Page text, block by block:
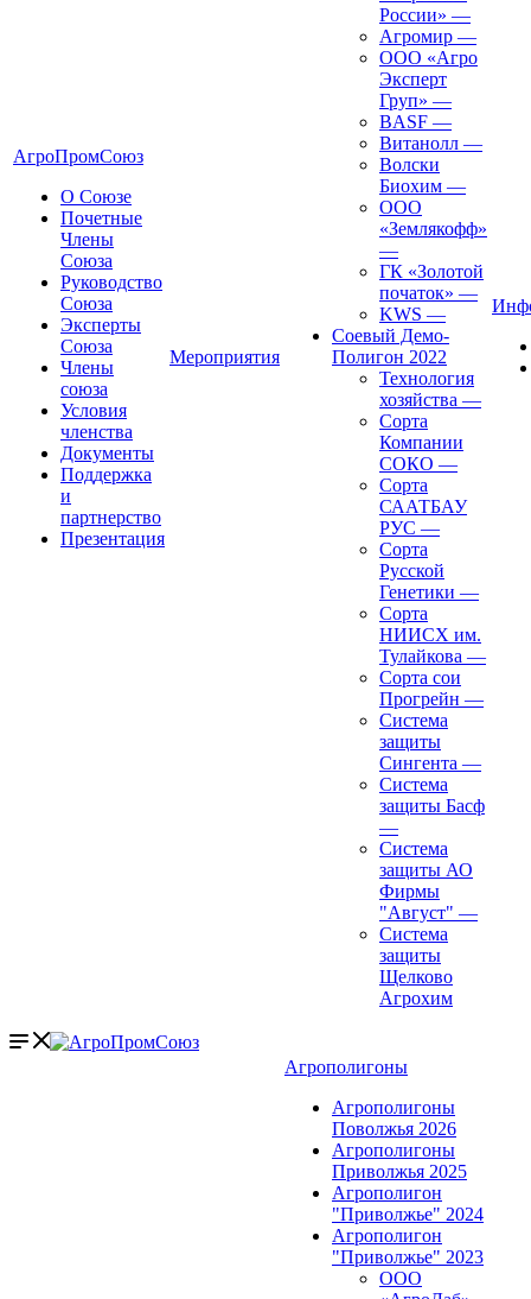
АгроПромСоюз
О Союзе
Почетные
Члены
Союза
Руководство
Союза
Эксперты
Союза
Члены
союза
Условия
членства
Документы
Поддержка
и
партнерство
Презентация
Мероприятия
России» —
Агромир —
ООО «Агро
Эксперт
Груп» —
BASF —
Витанолл —
Волски
Биохим —
ООО
«Землякофф»
—
ГК «Золотой
початок» —
KWS —
Соевый Демо-
Полигон 2022
Технология
хозяйства —
Сорта
Компании
СОКО —
Сорта
СААТБАУ
РУС —
Сорта
Русской
Генетики —
Сорта
НИИСХ им.
Тулайкова —
Сорта сои
Прогрейн —
Система
защиты
Сингента —
Система
защиты Басф
—
Система
защиты АО
Фирмы
"Август" —
Система
защиты
Щелково
Агрохим
Агрополигоны
Агрополигоны
Поволжья 2026
Агрополигоны
Приволжья 2025
Агрополигон
"Приволжье" 2024
Агрополигон
"Приволжье" 2023
ООО